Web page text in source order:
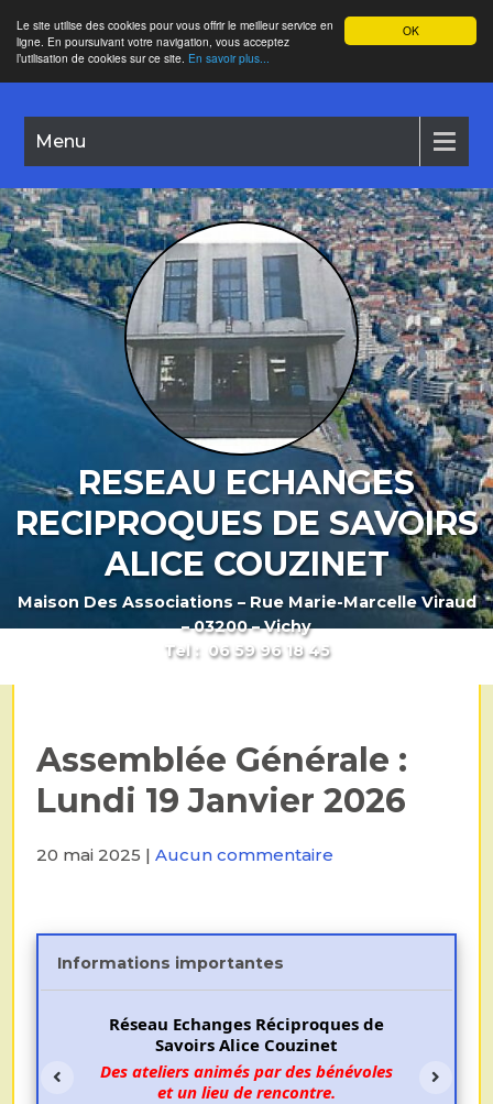
OK
Le site utilise des cookies pour vous offrir le meilleur service en
ligne. En poursuivant votre navigation, vous acceptez
l’utilisation de cookies sur ce site. En savoir plus...
Menu
RESEAU ECHANGES
RECIPROQUES DE SAVOIRS
ALICE COUZINET
Maison Des Associations – Rue Marie-Marcelle Viraud
– 03200 – Vichy
Tel : 06 59 96 18 45
Assemblée Générale :
Lundi 19 Janvier 2026
20 mai 2025 |Aucun commentaire
Informations importantes
Réseau Echanges Réciproques de
Savoirs Alice Couzinet
Des ateliers animés par des bénévoles
et un lieu de rencontre.